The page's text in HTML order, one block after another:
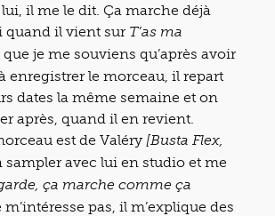
il me le dit. Ça marche déjà
quand il vient sur T’as ma
je me souviens qu’après avoir
enregistrer le morceau, il repart
dates la même semaine et on
après, quand il en revient.
est de Valéry [Busta Flex,
sampler avec lui en studio et me
ça marche comme ça
m’intéresse pas, il m’explique des